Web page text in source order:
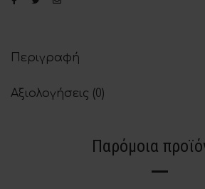
Περιγραφή
Αξιολογήσεις (0)
Παρόμοια